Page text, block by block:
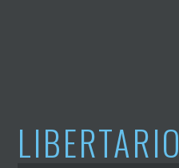
LIBERTARIO